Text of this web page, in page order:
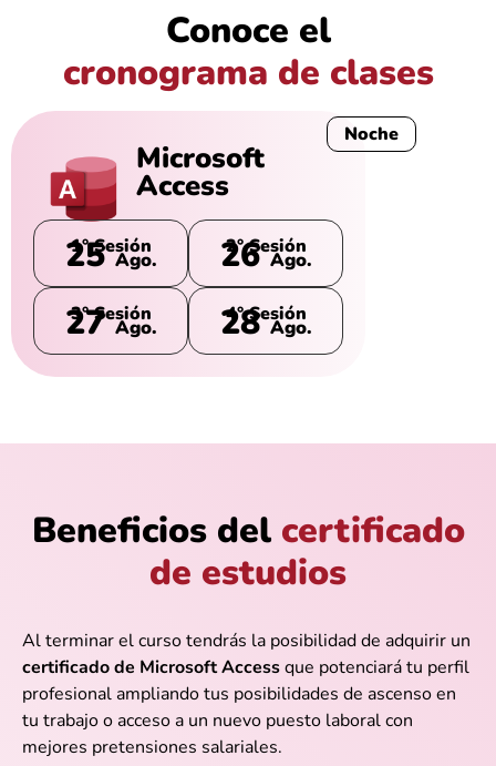
Conoce el
cronograma de clases
Microsoft
Access
Noche
1° Sesión
25Ago.
2° Sesión
26Ago.
3° Sesión
27Ago.
4° Sesión
28Ago.
Beneficios delcertificado
de estudios
Al terminar el curso tendrás la posibilidad de adquirir un
certificado de Microsoft Accessque potenciará tu perfil
profesional ampliando tus posibilidades de ascenso en
tu trabajo o acceso a un nuevo puesto laboral con
mejores pretensiones salariales.